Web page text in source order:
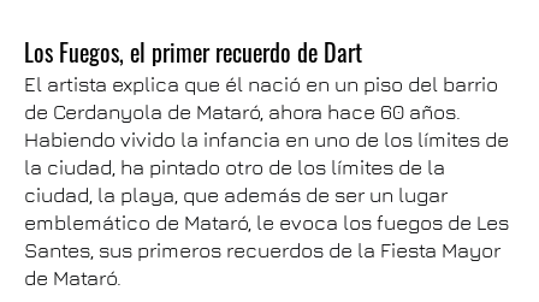
Los Fuegos, el primer recuerdo de Dart
El artista explica que él nació en un piso del barrio
de Cerdanyola de Mataró, ahora hace 60 años.
Habiendo vivido la infancia en uno de los límites de
la ciudad, ha pintado otro de los límites de la
ciudad, la playa, que además de ser un lugar
emblemático de Mataró, le evoca los fuegos de Les
Santes, sus primeros recuerdos de la Fiesta Mayor
de Mataró.